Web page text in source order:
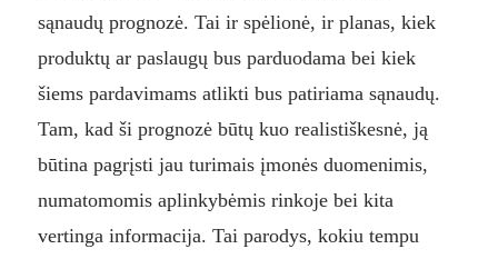
sąnaudų prognozė. Tai ir spėlionė, ir planas, kiek
produktų ar paslaugų bus parduodama bei kiek
šiems pardavimams atlikti bus patiriama sąnaudų.
Tam, kad ši prognozė būtų kuo realistiškesnė, ją
būtina pagrįsti jau turimais įmonės duomenimis,
numatomomis aplinkybėmis rinkoje bei kita
vertinga informacija. Tai parodys, kokiu tempu